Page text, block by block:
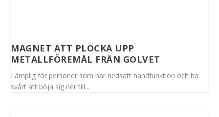
MAGNET ATT PLOCKA UPP
METALLFÖREMÅL FRÅN GOLVET
Lämplig för personer som har nedsatt handfunktion och ha
svårt att böja sig ner till...